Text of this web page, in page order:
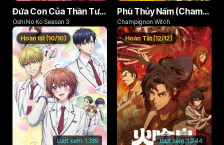
Tập 136 Tập 137 Tập 138
Tập 139 Tập 140 Tập 141
Tập 142 Tập 143 Tập 144
Tập 145 Tập 146 Tập 147
Tập 148 Tập 149 Tập 150
Tập 151 Tập 152 Tập 153
Tập 154 Tập 155 Tập 156
Đứa Con Của Thần Tượng (Phần 3)
Oshi No Ko Season 3
Phù Thủy Nấm (Champignon no Majo)
Champignon Witch
Lượt xem: 1.339
Hoàn tất (10/10)
Lượt xem:1.244
Hoàn Tất (12/12)